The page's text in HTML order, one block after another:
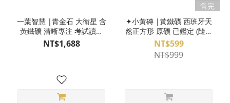
一葉智慧 |青金石 大衛星 含
黃鐵礦 清晰專注 考試讀書
天然石項鍊 925純銀 K09-27
NT$1,688
售完
✦小黃磚 |黃鐵礦 西班牙天
然正方形 原礦 已鑑定 (隨機
出貨)
NT$599
NT$999